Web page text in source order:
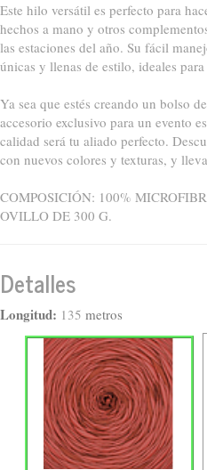
Este hilo versátil es perfecto para
hechos a mano y otros
las estaciones del año. Su fácil
únicas y llenas de estilo, ideales
Ya sea que estés creando un bolso
accesorio exclusivo para un evento
calidad será tu aliado perfecto.
con nuevos colores y texturas, y
COMPOSICIÓN: 100%
OVILLO DE 300 G.
Detalles
Longitud: 135 metros